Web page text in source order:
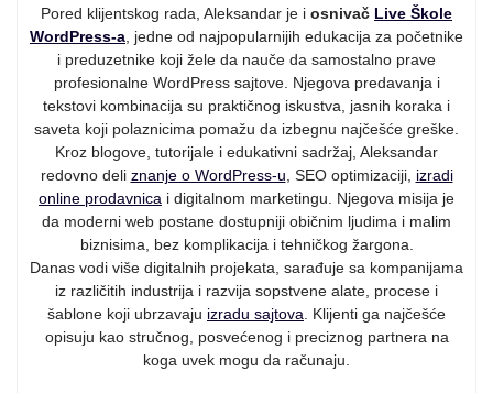
Pored klijentskog rada, Aleksandar je i osnivač Live Škole
WordPress-a , jedne od najpopularnijih edukacija za početnike
i preduzetnike koji žele da nauče da samostalno prave
profesionalne WordPress sajtove. Njegova predavanja i
tekstovi kombinacija su praktičnog iskustva, jasnih koraka i
saveta koji polaznicima pomažu da izbegnu najčešće greške.
Kroz blogove, tutorijale i edukativni sadržaj, Aleksandar
redovno deli znanje o WordPress-u , SEO optimizaciji, izradi
online prodavnica i digitalnom marketingu. Njegova misija je
da moderni web postane dostupniji običnim ljudima i malim
biznisima, bez komplikacija i tehničkog žargona.
Danas vodi više digitalnih projekata, sarađuje sa kompanijama
iz različitih industrija i razvija sopstvene alate, procese i
šablone koji ubrzavaju izradu sajtova . Klijenti ga najčešće
opisuju kao stručnog, posvećenog i preciznog partnera na
koga uvek mogu da računaju.